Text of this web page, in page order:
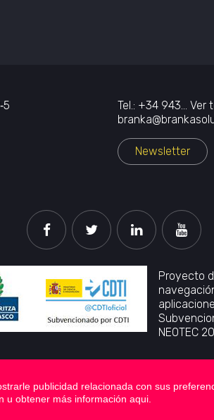
publicidad relacionada con sus
u obtener más información aqui.
Tel.: +34 943... Ver
Newsletter
Proyecto
NEOTEC